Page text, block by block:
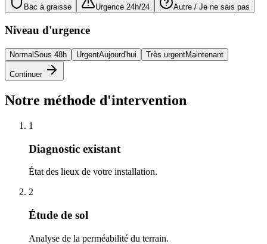
Bac à graisse Urgence 24h/24 Autre / Je ne sais pas
Niveau d'urgence
NormalSous 48h UrgentAujourd'hui Très urgentMaintenant
Continuer
Notre méthode d'intervention
1
Diagnostic existant
État des lieux de votre installation.
2
Étude de sol
Analyse de la perméabilité du terrain.